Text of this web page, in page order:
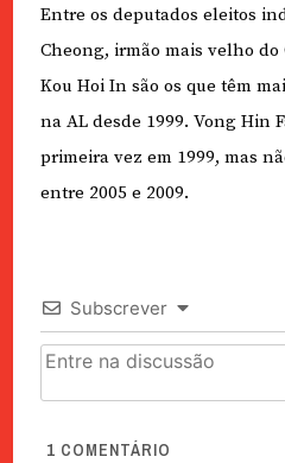
Entre os deputados eleitos
Cheong, irmão mais velho do
Kou Hoi In são os que têm
na AL desde 1999. Vong Hin
primeira vez em 1999, mas
entre 2005 e 2009.
Subscrever
1 COMENTÁRIO